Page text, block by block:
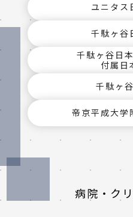
ユニタス
千駄ヶ谷
千駄ヶ谷日
付属日
千駄ヶ
帝京平成大学
病院・ク